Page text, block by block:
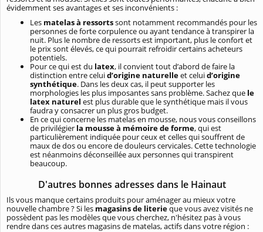
évidemment ses avantages et ses inconvénients :
Les matelas à ressortssont notamment recommandés pour les
personnes de forte corpulence ou ayant tendance à transpirer la
nuit. Plus le nombre de ressorts est important, plus le confort et
le prix sont élevés, ce qui pourrait refroidir certains acheteurs
potentiels.
Pour ce qui est du latex, il convient tout d’abord de faire la
distinction entre celuid’origine naturelleet celuid’origine
synthétique. Dans les deux cas, il peut supporter les
morphologies les plus imposantes sans problème. Sachez que le
latex naturel est plus durable que le synthétique mais il vous
faudra y consacrer un plus gros budget.
En ce qui concerne les matelas en mousse, nous vous conseillons
de privilégier la mousse à mémoire de forme, qui est
particulièrement indiquée pour ceux et celles qui souffrent de
maux de dos ou encore de douleurs cervicales. Cette technologie
est néanmoins déconseillée aux personnes qui transpirent
beaucoup.
D'autres bonnes adresses dans le Hainaut
Ils vous manque certains produits pour aménager au mieux votre
nouvelle chambre ? Si les magasins de literieque vous avez visités ne
possèdent pas les modèles que vous cherchez, n'hésitez pas à vous
rendre dans ces autres magasins de matelas, actifs dans votre région :